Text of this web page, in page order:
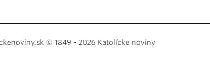
© 1849 - 2026 Katolícke noviny